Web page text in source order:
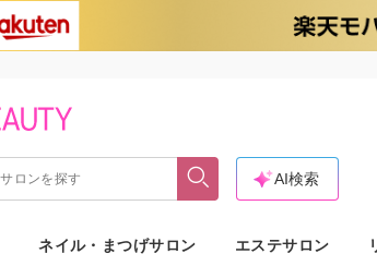
AI検索
ネイル・まつげサロン エステサロン